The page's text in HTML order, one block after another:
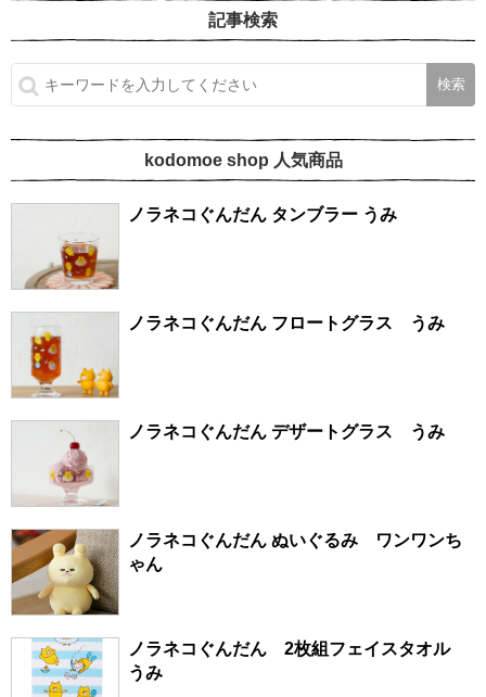
記事検索
kodomoe shop 人気商品
ノラネコぐんだん タンブラー うみ
ノラネコぐんだん フロートグラス うみ
ノラネコぐんだん デザートグラス うみ
ノラネコぐんだん ぬいぐるみ ワンワンち
ゃん
ノラネコぐんだん 2枚組フェイスタオル
うみ